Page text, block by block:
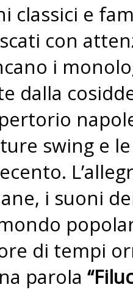
classici e
con
i
dalla
swing e
i suoni
di tempi
parola